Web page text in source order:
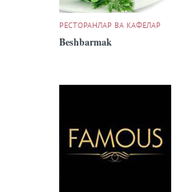
РЕСТОРАНЛАР ВА КАФЕЛАР
Beshbarmak